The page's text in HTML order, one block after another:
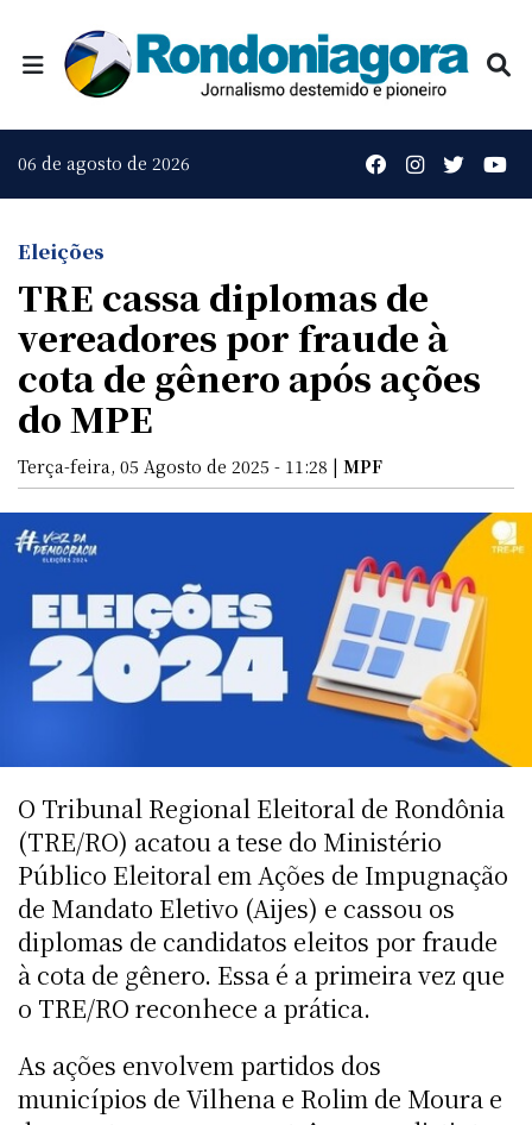
06 de agosto de 2026
Eleições
TRE cassa diplomas de
vereadores por fraude à
cota de gênero após ações
do MPE
Terça-feira, 05 Agosto de 2025 - 11:28 | MPF
O Tribunal Regional Eleitoral de Rondônia
(TRE/RO) acatou a tese do Ministério
Público Eleitoral em Ações de Impugnação
de Mandato Eletivo (Aijes) e cassou os
diplomas de candidatos eleitos por fraude
à cota de gênero. Essa é a primeira vez que
o TRE/RO reconhece a prática.
As ações envolvem partidos dos
municípios de Vilhena e Rolim de Moura e